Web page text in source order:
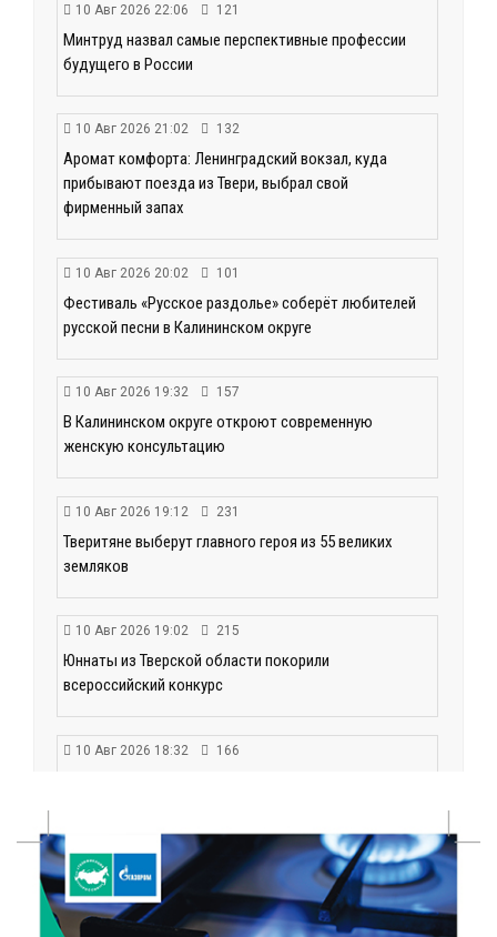
10 Авг 2026 22:06 121
Минтруд назвал самые перспективные профессии
будущего в России
10 Авг 2026 21:02 132
Аромат комфорта: Ленинградский вокзал, куда
прибывают поезда из Твери, выбрал свой
фирменный запах
10 Авг 2026 20:02 101
Фестиваль «Русское раздолье» соберёт любителей
русской песни в Калининском округе
10 Авг 2026 19:32 157
В Калининском округе откроют современную
женскую консультацию
10 Авг 2026 19:12 231
Тверитяне выберут главного героя из 55 великих
земляков
10 Авг 2026 19:02 215
Юннаты из Тверской области покорили
всероссийский конкурс
10 Авг 2026 18:32 166
безопасности
10 Авг 2026 18:18 140
Гимн Тверской области: борьба за главную ноту